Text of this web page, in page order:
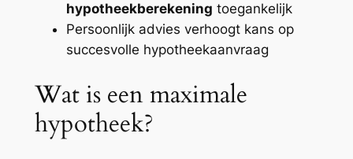
hypotheekberekening toegankelijk
Persoonlijk advies verhoogt kans op
succesvolle hypotheekaanvraag
Wat is een maximale
hypotheek?